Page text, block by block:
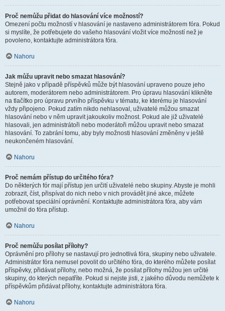
Proč nemůžu přidat do hlasování více možností?
Omezení počtu možností v hlasování je nastaveno administrátorem fóra. Pokud
si myslíte, že potřebujete do vašeho hlasování vložit více možností než je
povoleno, kontaktujte administrátora fóra.
Nahoru
Jak můžu upravit nebo smazat hlasování?
Stejně jako v případě příspěvků může být hlasování upraveno pouze jeho
autorem, moderátorem nebo administrátorem. Pro úpravu hlasování klikněte
na tlačítko pro úpravu prvního příspěvku v tématu, ke kterému je hlasování
vždy připojeno. Pokud zatím nikdo nehlasoval, uživatelé můžou smazat
hlasování nebo v něm upravit jakoukoliv možnost. Pokud ale již uživatelé
hlasovali, jen administrátoři nebo moderátoři můžou upravit nebo smazat
hlasování. To zabrání tomu, aby byly možnosti hlasování změněny v ještě
neukončeném hlasování.
Nahoru
Proč nemám přístup do určitého fóra?
Do některých fór mají přístup jen určití uživatelé nebo skupiny. Abyste je mohli
zobrazit, číst, přispívat do nich nebo v nich provádět jiné akce, můžete
potřebovat speciální oprávnění. Kontaktujte administrátora fóra, aby vám
umožnil do fóra přístup.
Nahoru
Proč nemůžu posílat přílohy?
Oprávnění pro přílohy se nastavují pro jednotlivá fóra, skupiny nebo uživatele.
Administrátor fóra nemusel povolit do určitého fóra, do kterého můžete posílat
příspěvky, přidávat přílohy, nebo možná, že posílat přílohy můžou jen určité
skupiny, do kterých nepatříte. Pokud si nejste jisti, z jakého důvodu nemůžete k
příspěvkům přidávat přílohy, kontaktujte administrátora fóra.
Nahoru